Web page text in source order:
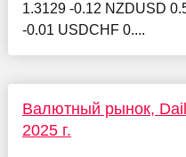
1.3129 -0.12 NZDUSD
-0.01 USDCHF 0....
Валютный рынок,
2025 г.